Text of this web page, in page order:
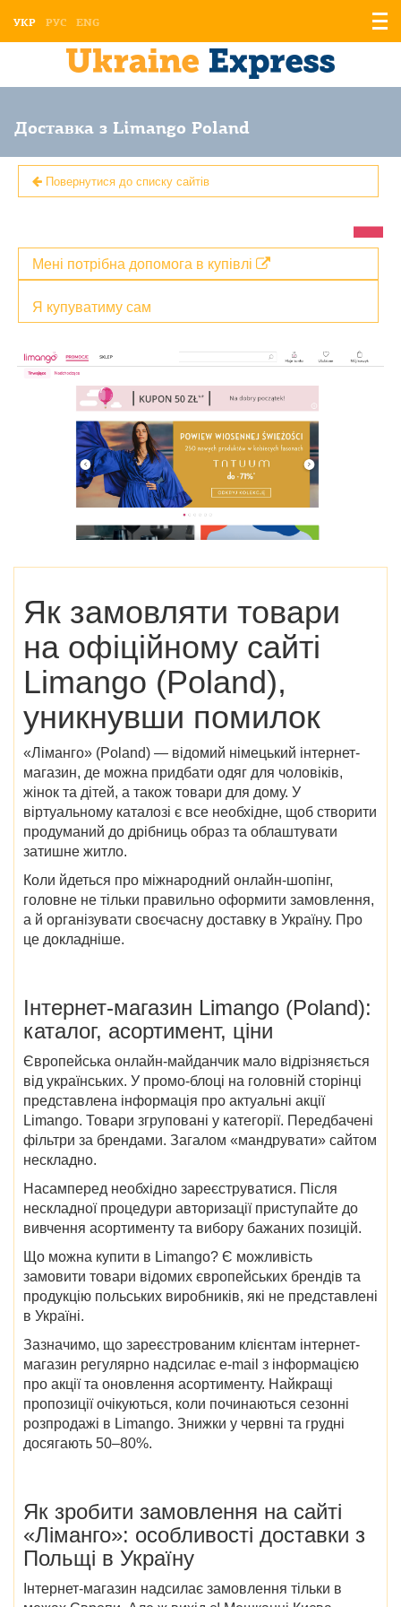
УКР РУС ENG
Доставка з Limango Poland
Повернутися до списку сайтів
Я купуватиму сам
Мені потрібна допомога в купівлі
Як замовляти товари
на офіційному сайті
Limango (Poland),
уникнувши помилок
«Ліманго» (Poland) — відомий німецький інтернет-
магазин, де можна придбати одяг для чоловіків,
жінок та дітей, а також товари для дому. У
віртуальному каталозі є все необхідне, щоб створити
продуманий до дрібниць образ та облаштувати
затишне житло.
Коли йдеться про міжнародний онлайн-шопінг,
головне не тільки правильно оформити замовлення,
а й організувати своєчасну доставку в Україну. Про
це докладніше.
Інтернет-магазин Limango (Poland):
каталог, асортимент, ціни
Європейська онлайн-майданчик мало відрізняється
від українських. У промо-блоці на головній сторінці
представлена інформація про актуальні акції
Limango. Товари згруповані у категорії. Передбачені
фільтри за брендами. Загалом «мандрувати» сайтом
нескладно.
Насамперед необхідно зареєструватися. Після
нескладної процедури авторизації приступайте до
вивчення асортименту та вибору бажаних позицій.
Що можна купити в Limango? Є можливість
замовити товари відомих європейських брендів та
продукцію польських виробників, які не представлені
в Україні.
Зазначимо, що зареєстрованим клієнтам інтернет-
магазин регулярно надсилає e-mail з інформацією
про акції та оновлення асортименту. Найкращі
пропозиції очікуються, коли починаються сезонні
розпродажі в Limango. Знижки у червні та грудні
досягають 50–80%.
Як зробити замовлення насайті
«Ліманго»: особливості доставки з
Польщі в Україну
Інтернет-магазин надсилає замовлення тільки в